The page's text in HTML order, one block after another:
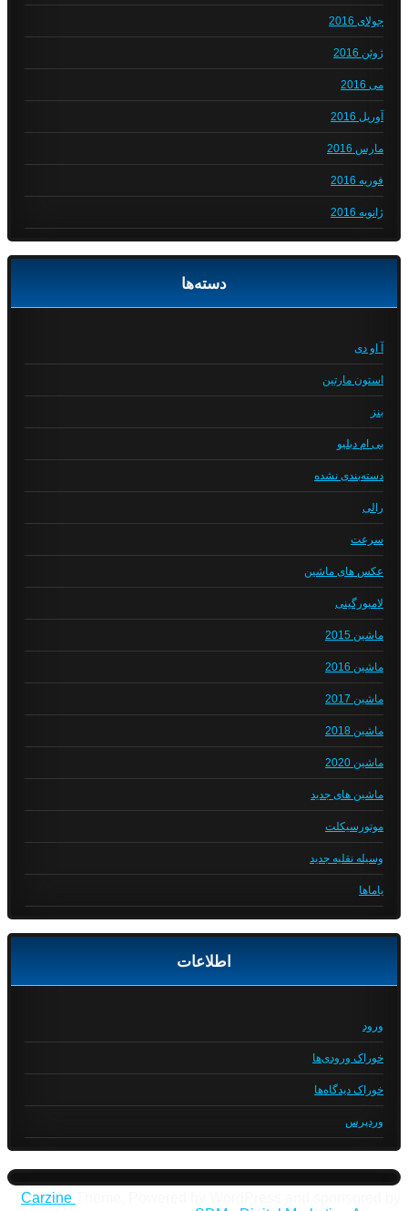
جولای 2016
ژوئن 2016
می 2016
آوریل 2016
مارس 2016
فوریه 2016
ژانویه 2016
دسته‌ها
آ او دی
استون مارتین
بنز
بی ام دبلیو
دسته‌بندی نشده
رالی
سرعت
عکس های ماشین
لامبورگینی
ماشین 2015
ماشین 2016
ماشین 2017
ماشین 2018
ماشین 2020
ماشین های جدید
موتورسیکلت
وسیله نقلیه جدید
یاماها
اطلاعات
ورود
خوراک ورودی‌ها
خوراک دیدگاه‌ها
وردپرس
Carzine